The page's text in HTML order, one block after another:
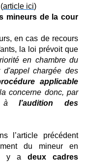
article ici)
de la cour
en cas de recours
la loi prévoit que
en chambre du
chargée des
applicable
concerne donc, par
àl’audition des
l’article précédent
du mineur en
y a deux cadres